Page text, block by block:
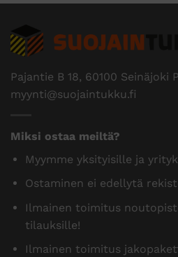
Pajantie B 18, 60100 Seinäjoki
myynti@suojaintukku.fi
Miksi ostaa meiltä?
Myymme yksityisille ja
Ostaminen ei edellytä
Ilmainen toimitus
tilauksille!
Ilmainen toimitus